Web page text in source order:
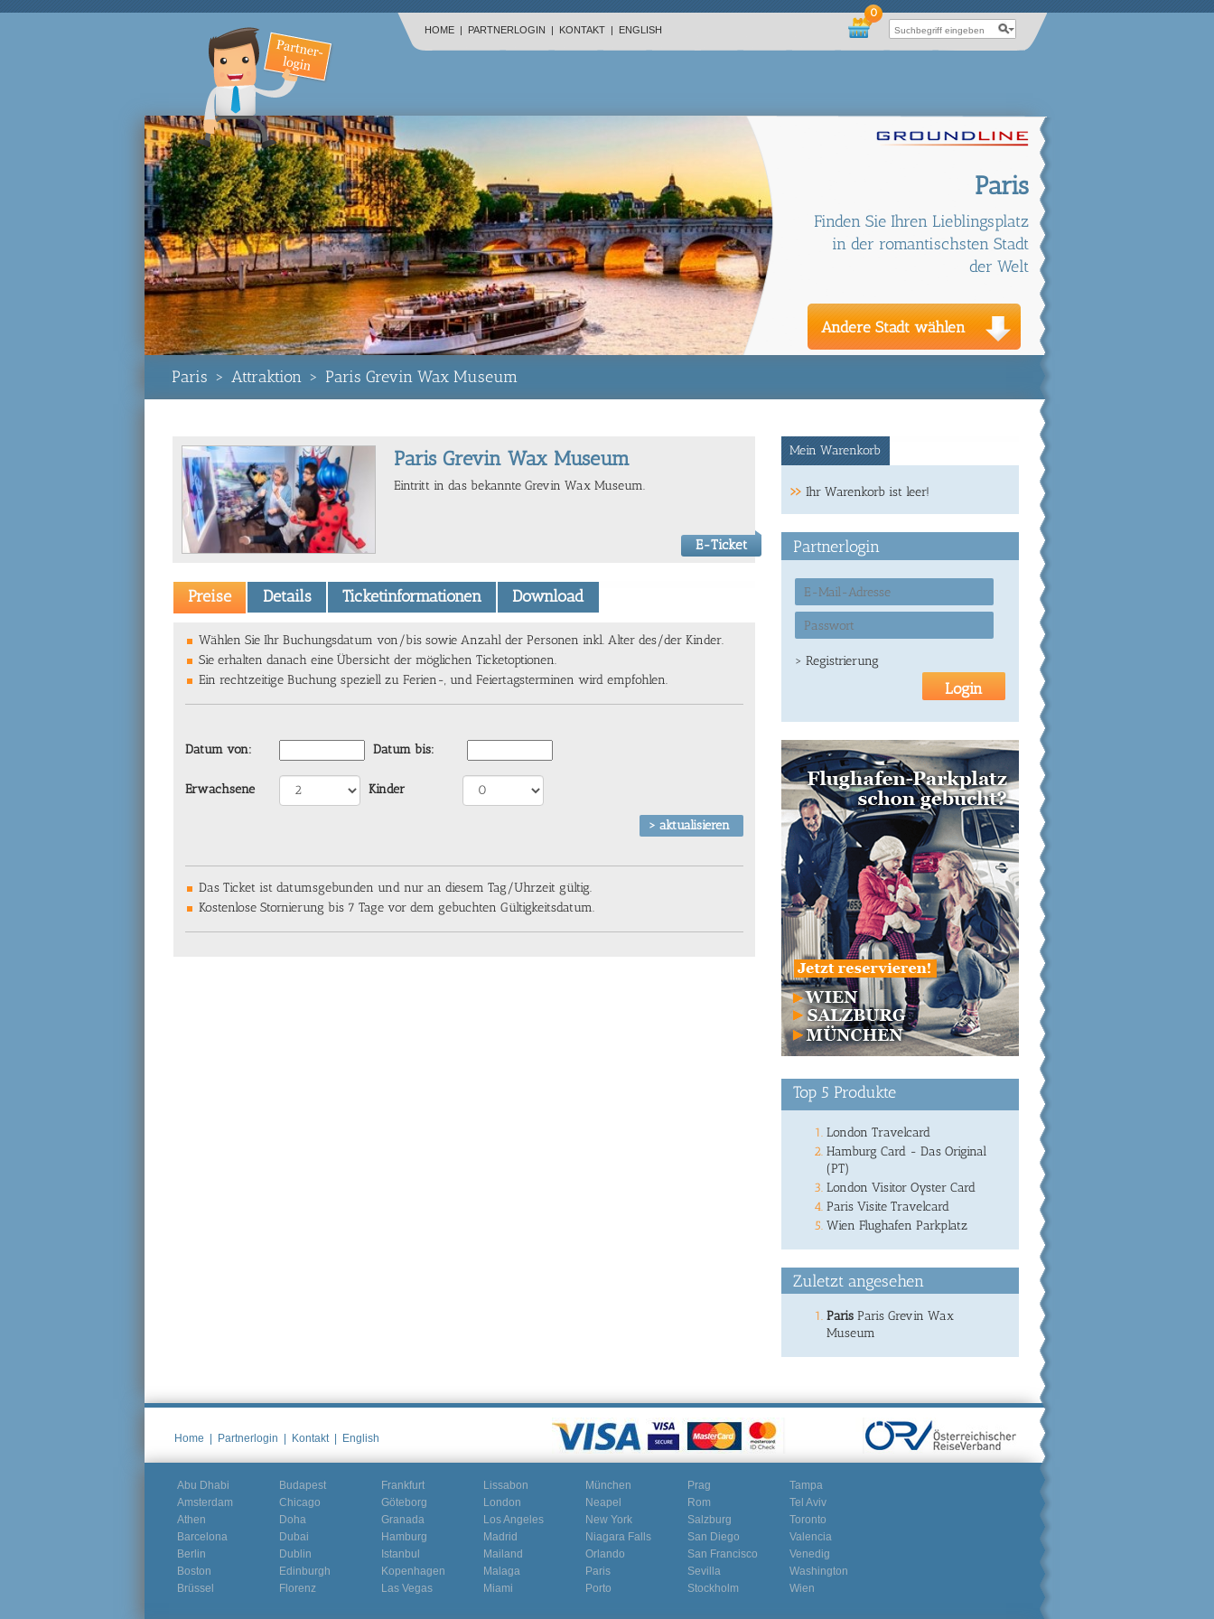
HOME | PARTNERLOGIN | KONTAKT | ENGLISH
0
Paris
Finden Sie Ihren Lieblingsplatz
in der romantischsten Stadt
der Welt
Andere Stadt wählen
Paris > Attraktion > Paris Grevin Wax Museum
Paris Grevin Wax Museum
Eintritt in das bekannte Grevin Wax Museum.
E-Ticket
Preise Details Ticketinformationen Download
Wählen Sie Ihr Buchungsdatum von/bis sowie Anzahl der Personen inkl. Alter des/der Kinder.
Sie erhalten danach eine Übersicht der möglichen Ticketoptionen.
Ein rechtzeitige Buchung speziell zu Ferien-, und Feiertagsterminen wird empfohlen.
Datum von: Datum bis:
Erwachsene Kinder
Das Ticket ist datumsgebunden und nur an diesem Tag/Uhrzeit gültig.
Kostenlose Stornierung bis 7 Tage vor dem gebuchten Gültigkeitsdatum.
Mein Warenkorb
Ihr Warenkorb ist leer!
Partnerlogin
> Registrierung
Top 5 Produkte
London Travelcard
Hamburg Card - Das Original
(PT)
London Visitor Oyster Card
Paris Visite Travelcard
Wien Flughafen Parkplatz
Zuletzt angesehen
Paris Paris Grevin Wax
Museum
Home Partnerlogin Kontakt English
Abu Dhabi
Amsterdam
Athen
Barcelona
Berlin
Boston
Brüssel
Budapest
Chicago
Doha
Dubai
Dublin
Edinburgh
Florenz
Frankfurt
Göteborg
Granada
Hamburg
Istanbul
Kopenhagen
Las Vegas
Lissabon
London
Los Angeles
Madrid
Mailand
Malaga
Miami
München
Neapel
New York
Niagara Falls
Orlando
Paris
Porto
Prag
Rom
Salzburg
San Diego
San Francisco
Sevilla
Stockholm
Tampa
Tel Aviv
Toronto
Valencia
Venedig
Washington
Wien